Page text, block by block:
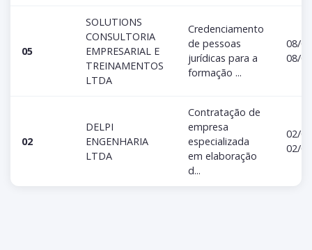
05
SOLUTIONS
CONSULTORIA
EMPRESARIAL E
TREINAMENTOS
LTDA
Credenciamento
de pessoas
jurídicas para a
formação ...
08/
08/
02
DELPI
ENGENHARIA
LTDA
Contratação de
empresa
especializada
em elaboração
d...
02/
02/